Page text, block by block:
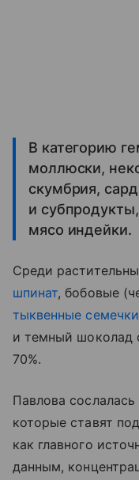
В категорию
моллюски,
скумбрия,
и
мясо индейки.
Среди
шпинат, бобовые
тыквенные семечки
и темный шоколад
70%.
Павлова
которые ставят
как главного
данным,